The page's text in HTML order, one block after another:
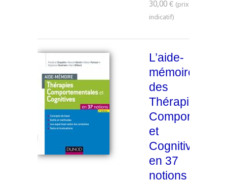
30,00 €
L’aide-
mémoire
des
Thérapies
et
Cognitives
en 37
notions